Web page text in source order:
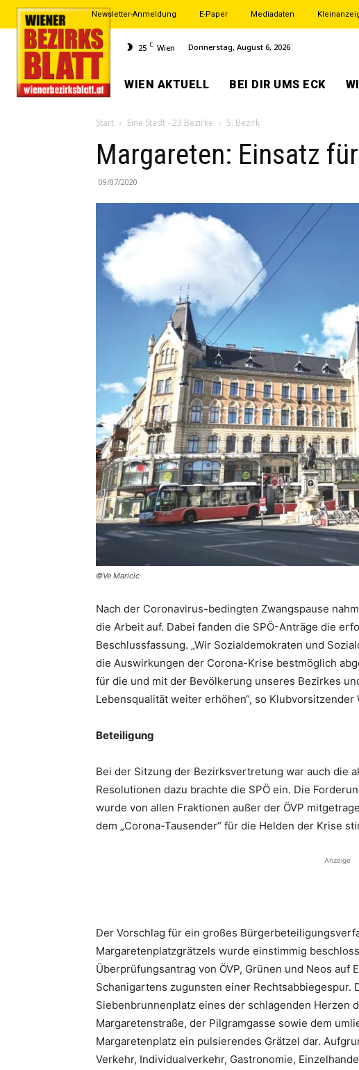
Newsletter-Anmeldung E-Paper Mediadaten
25 C Wien Donnerstag, August 6, 2026
WIEN AKTUELL BEI DIR UMS ECK
Start Eine Stadt - 23 Bezirke 5. Bezirk
Margareten: Einsatz
09/07/2020
©Ve Maricic
Nach der Corona­virus-bedingten Zwangspause
die Arbeit auf. Dabei fanden die SPÖ-Anträge die
Beschlussfassung. „Wir Sozial­demokraten und
die Auswirkungen der Corona-Krise bestmöglich
für die und mit der Bevölkerung unseres Bezirkes
Lebensqualität weiter erhöhen“, so Klubvorsitzender
Beteiligung
Bei der Sitzung der Bezirksvertretung war auch die
Resolu­tionen dazu brachte die SPÖ ein. Die
wurde von allen Frak­tionen außer der ÖVP
dem „Corona-Tausender“ für die Helden der Krise
Anzeige
Der Vorschlag für ein großes
Margaretenplatzgrätzels wurde einstimmig
Überprüfungsantrag von ÖVP, Grünen und Neos
Schani­gartens zugunsten einer Rechtsabbiegespur.
Siebenbrunnenplatz eines der schlagenden Herzen
Margaretenstraße, der Pilgram­gasse sowie dem
Margaretenplatz ein pulsierendes Grätzel dar.
Verkehr, Individualverkehr, Gastronomie,